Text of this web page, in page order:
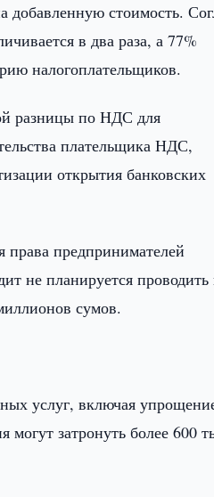
добавленную стоимость.
в два раза, а 77%
налогоплательщиков.
разницы по НДС для
плательщика НДС,
открытия банковских
права предпринимателей
не планируется
сумов.
услуг, включая
затронуть более 600